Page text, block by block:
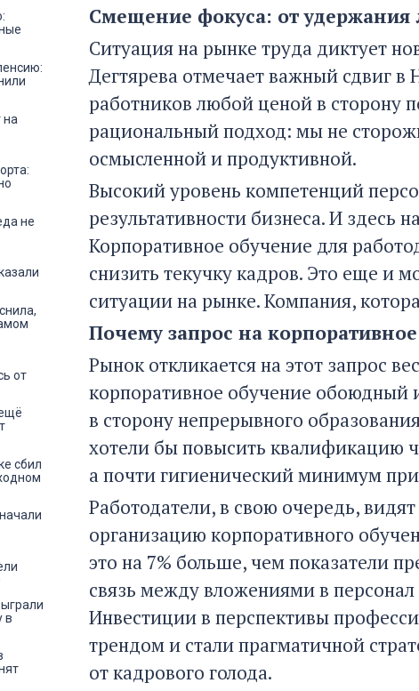
Смещение фокуса: от
Ситуация на рынке труда диктует
Дегтярева отмечает важный сдвиг в
работников любой ценой в сторону
рациональный подход: мы не
осмысленной и продуктивной.
Высокий уровень компетенций
результативности бизнеса. И здесь
Корпоративное обучение для
снизить текучку кадров. Это еще и
ситуации на рынке. Компания,
Почему запрос на
Рынок откликается на этот запрос
корпоративное обучение обоюдный
в сторону непрерывного
хотели бы повысить квалификацию
а почти гигиенический минимум
Работодатели, в свою очередь,
организацию корпоративного
это на 7% больше, чем показатели
связь между вложениями в
Инвестиции в перспективы
трендом и стали прагматичной
от кадрового голода.
на
не
от
сбил
в